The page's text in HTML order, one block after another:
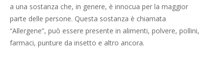
a una sostanza che, in genere, è innocua per la maggior
parte delle persone. Questa sostanza è chiamata
“Allergene”, può essere presente in alimenti, polvere, pollini,
farmaci, punture da insetto e altro ancora.